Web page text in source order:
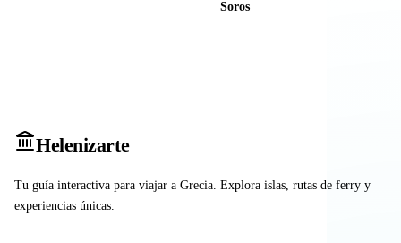
Soros
Helenizarte
Tu guía interactiva para viajar a Grecia. Explora islas, rutas de ferry y
experiencias únicas.